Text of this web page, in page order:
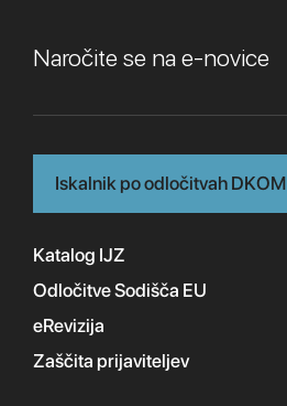
Naročite se na e-novice
Iskalnik po odločitvah DKOM
Katalog IJZ
Odločitve Sodišča EU
eRevizija
Zaščita prijaviteljev